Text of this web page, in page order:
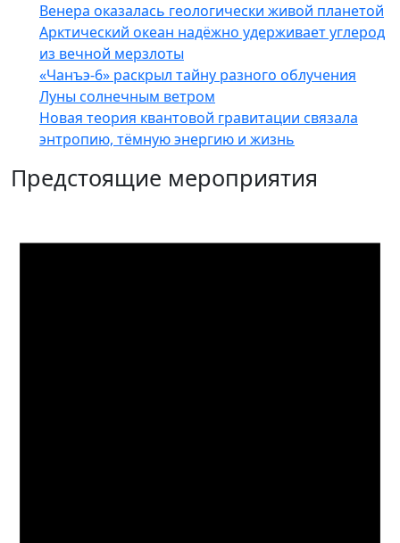
Венера оказалась геологически живой планетой
Арктический океан надёжно удерживает углерод
из вечной мерзлоты
«Чанъэ-6» раскрыл тайну разного облучения
Луны солнечным ветром
Новая теория квантовой гравитации связала
энтропию, тёмную энергию и жизнь
Предстоящие мероприятия